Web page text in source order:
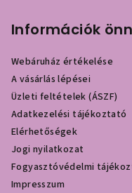
Információk
Webáruház értékelése
A vásárlás lépései
Üzleti feltételek (ÁSZF)
Adatkezelési tájékoztató
Elérhetőségek
Jogi nyilatkozat
Fogyasztóvédelmi
Impresszum